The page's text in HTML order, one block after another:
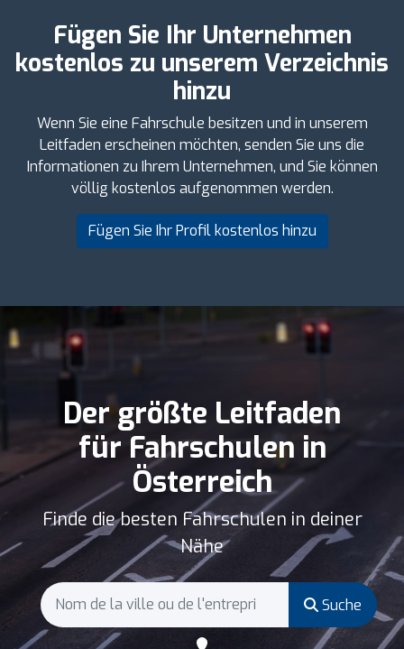
Fügen Sie Ihr Unternehmen
kostenlos zu unserem Verzeichnis
hinzu
Wenn Sie eine Fahrschule besitzen und in unserem
Leitfaden erscheinen möchten, senden Sie uns die
Informationen zu Ihrem Unternehmen, und Sie können
völlig kostenlos aufgenommen werden.
Fügen Sie Ihr Profil kostenlos hinzu
Der größte Leitfaden
für Fahrschulen in
Österreich
Finde die besten Fahrschulen in deiner
Nähe
Suche